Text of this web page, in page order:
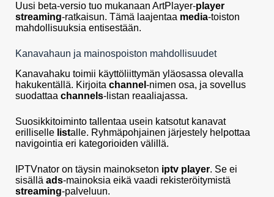
Uusi beta-versio tuo mukanaan ArtPlayer-player
streaming-ratkaisun. Tämä laajentaa media-toiston
mahdollisuuksia entisestään.
Kanavahaun ja mainospoiston mahdollisuudet
Kanavahaku toimii käyttöliittymän yläosassa olevalla
hakukentällä. Kirjoita channel -nimen osa, ja sovellus
suodattaa channels-listan reaaliajassa.
Suosikkitoiminto tallentaa usein katsotut kanavat
erilliselle listalle. Ryhmäpohjainen järjestely helpottaa
navigointia eri kategorioiden välillä.
IPTVnator on täysin mainokseton iptv player. Se ei
sisällä ads-mainoksia eikä vaadi rekisteröitymistä
streaming-palveluun.